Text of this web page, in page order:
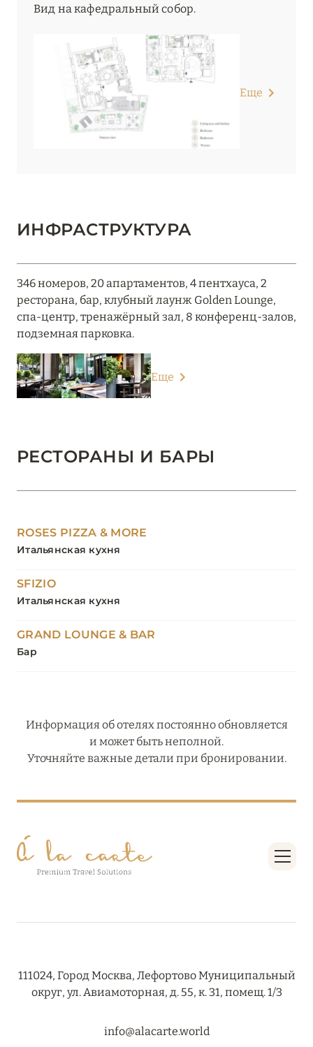
Вид на кафедральный собор.
Еще
ИНФРАСТРУКТУРА
346 номеров, 20 апартаментов, 4 пентхауса, 2
ресторана, бар, клубный лаунж Golden Lounge,
спа-центр, тренажёрный зал, 8 конференц-залов,
подземная парковка.
Еще
РЕСТОРАНЫ И БАРЫ
ROSES PIZZA & MORE
Итальянская кухня
SFIZIO
Итальянская кухня
GRAND LOUNGE & BAR
Бар
Информация об отелях постоянно обновляется
и может быть неполной.
Уточняйте важные детали при бронировании.
111024, Город Москва, Лефортово Муниципальный
округ, ул. Авиамоторная, д. 55, к. 31, помещ. 1/3
info@alacarte.world